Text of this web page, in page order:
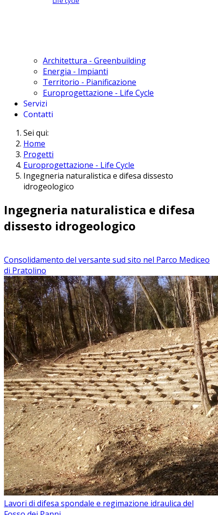
Architettura - Greenbuilding
Energia - Impianti
Territorio - Pianificazione
Europrogettazione - Life Cycle
Servizi
Contatti
Sei qui:
Home
Progetti
Europrogettazione - Life Cycle
Ingegneria naturalistica e difesa dissesto
idrogeologico
Ingegneria naturalistica e difesa
dissesto idrogeologico
Consolidamento del versante sud sito nel Parco Mediceo
di Pratolino
Lavori di difesa spondale e regimazione idraulica del